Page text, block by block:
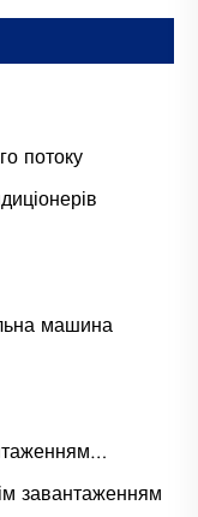
потоку
машина
завантаженням